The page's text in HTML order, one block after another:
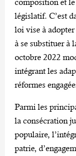
législatif. C’est
loi vise à
à se substituer à
octobre 2022
intégrant les
réformes
Parmi les
la consécration
populaire,
patrie,